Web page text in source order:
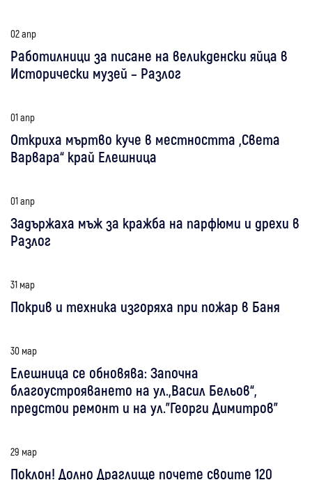
02 апр
Работилници за писане на великденски яйца в
Исторически музей – Разлог
01 апр
Откриха мъртво куче в местността „Света
Варвара“ край Елешница
01 апр
Задържаха мъж за кражба на парфюми и дрехи в
Разлог
31 мар
Покрив и техника изгоряха при пожар в Баня
30 мар
Елешница се обновява: Започна
благоустрояването на ул.„Васил Бельов“,
предстои ремонт и на ул."Георги Димитров"
29 мар
Поклон! Долно Драглище почете своите 120